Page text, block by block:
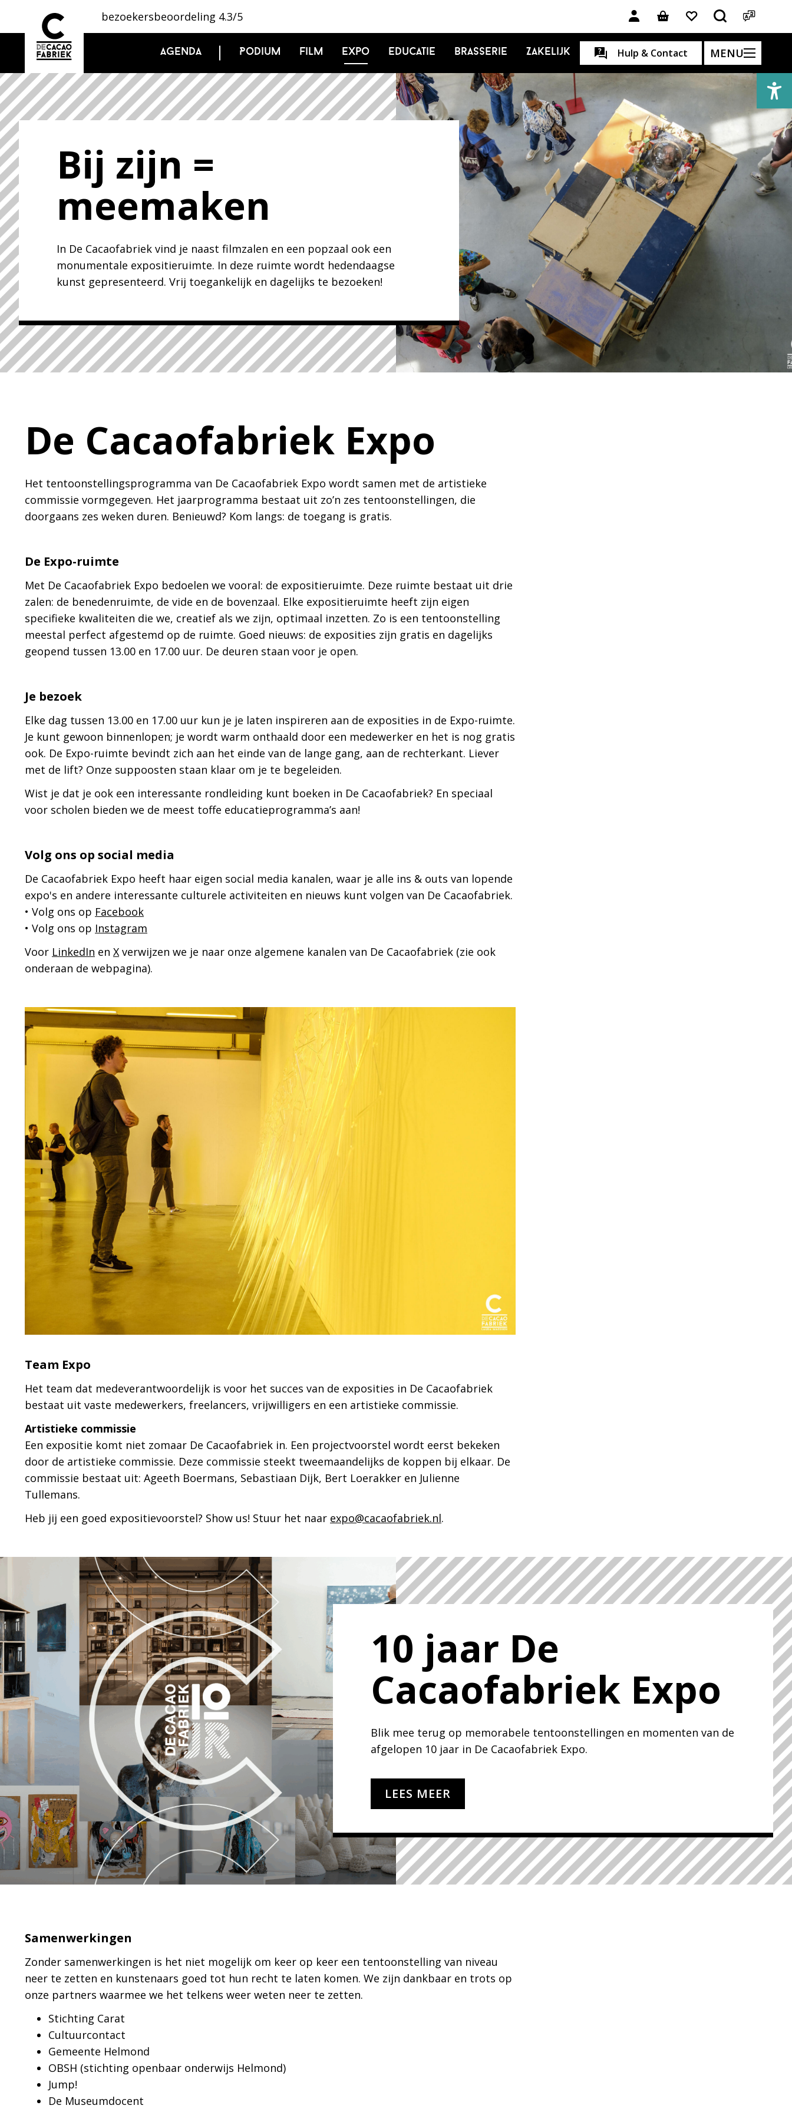
bezoekersbeoordeling 4.3/5
Agenda Podium Film Expo Educatie Brasserie Zakelijk Hulp & Contact MENU
Bij zijn =
meemaken
In De Cacaofabriek vind je naast filmzalen en een popzaal ook een
monumentale expositieruimte. In deze ruimte wordt hedendaagse
kunst gepresenteerd. Vrij toegankelijk en dagelijks te bezoeken!
De Cacaofabriek Expo
Het tentoonstellingsprogramma van De Cacaofabriek Expo wordt samen met de artistieke
commissie vormgegeven. Het jaarprogramma bestaat uit zo’n zes tentoonstellingen, die
doorgaans zes weken duren. Benieuwd? Kom langs: de toegang is gratis.
De Expo-ruimte
Met De Cacaofabriek Expo bedoelen we vooral: de expositieruimte. Deze ruimte bestaat uit drie
zalen: de benedenruimte, de vide en de bovenzaal. Elke expositieruimte heeft zijn eigen
specifieke kwaliteiten die we, creatief als we zijn, optimaal inzetten. Zo is een tentoonstelling
meestal perfect afgestemd op de ruimte. Goed nieuws: de exposities zijn gratis en dagelijks
geopend tussen 13.00 en 17.00 uur. De deuren staan voor je open.
Je bezoek
Elke dag tussen 13.00 en 17.00 uur kun je je laten inspireren aan de exposities in de Expo-ruimte.
Je kunt gewoon binnenlopen; je wordt warm onthaald door een medewerker en het is nog gratis
ook. De Expo-ruimte bevindt zich aan het einde van de lange gang, aan de rechterkant. Liever
met de lift? Onze suppoosten staan klaar om je te begeleiden.
Wist je dat je ook een interessante rondleiding kunt boeken in De Cacaofabriek? En speciaal
voor scholen bieden we de meest toffe educatieprogramma’s aan!
Volg ons op social media
De Cacaofabriek Expo heeft haar eigen social media kanalen, waar je alle ins & outs van lopende
expo's en andere interessante culturele activiteiten en nieuws kunt volgen van De Cacaofabriek.
• Volg ons op Facebook
• Volg ons op Instagram
Voor LinkedIn en X verwijzen we je naar onze algemene kanalen van De Cacaofabriek (zie ook
onderaan de webpagina).
Team Expo
Het team dat medeverantwoordelijk is voor het succes van de exposities in De Cacaofabriek
bestaat uit vaste medewerkers, freelancers, vrijwilligers en een artistieke commissie.
Artistieke commissie
Een expositie komt niet zomaar De Cacaofabriek in. Een projectvoorstel wordt eerst bekeken
door de artistieke commissie. Deze commissie steekt tweemaandelijks de koppen bij elkaar. De
commissie bestaat uit: Ageeth Boermans, Sebastiaan Dijk, Bert Loerakker en Julienne
Tullemans.
Heb jij een goed expositievoorstel? Show us! Stuur het naar expo@cacaofabriek.nl.
10 jaar De
Cacaofabriek Expo
Blik mee terug op memorabele tentoonstellingen en momenten van de
afgelopen 10 jaar in De Cacaofabriek Expo.
LEES MEER
Samenwerkingen
Zonder samenwerkingen is het niet mogelijk om keer op keer een tentoonstelling van niveau
neer te zetten en kunstenaars goed tot hun recht te laten komen. We zijn dankbaar en trots op
onze partners waarmee we het telkens weer weten neer te zetten.
Stichting Carat
Cultuurcontact
Gemeente Helmond
OBSH (stichting openbaar onderwijs Helmond)
Jump!
De Museumdocent